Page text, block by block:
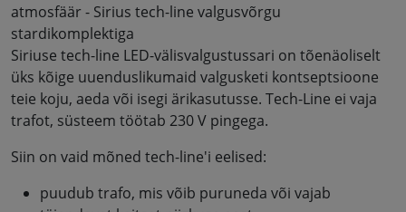
atmosfäär - Sirius tech-line valgusvõrgu
stardikomplektiga
Siriuse tech-line LED-välisvalgustussari on tõenäoliselt
üks kõige uuenduslikumaid valgusketi kontseptsioone
teie koju, aeda või isegi ärikasutusse. Tech-Line ei vaja
trafot, süsteem töötab 230 V pingega.
Siin on vaid mõned tech-line'i eelised:
puudub trafo, mis võib puruneda või vajab